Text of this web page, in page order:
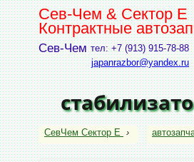
Сев-Чем & Сектор Е
Контрактные
Сев-Чем тел: +7 (913) 915-78-88
japanrazbor@yandex.ru
СевЧем Сектор Е ›